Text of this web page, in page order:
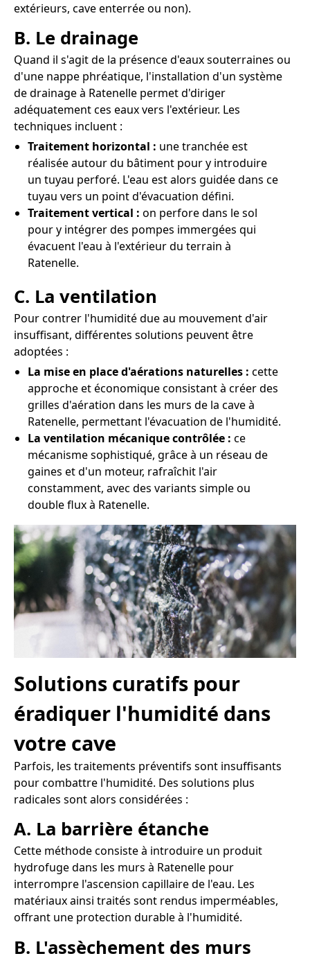
extérieurs, cave enterrée ou non).
B. Le drainage
Quand il s'agit de la présence d'eaux souterraines ou
d'une nappe phréatique, l'installation d'un système
de drainage à Ratenelle permet d'diriger
adéquatement ces eaux vers l'extérieur. Les
techniques incluent :
Traitement horizontal : une tranchée est
réalisée autour du bâtiment pour y introduire
un tuyau perforé. L'eau est alors guidée dans ce
tuyau vers un point d'évacuation défini.
Traitement vertical : on perfore dans le sol
pour y intégrer des pompes immergées qui
évacuent l'eau à l'extérieur du terrain à
Ratenelle.
C. La ventilation
Pour contrer l'humidité due au mouvement d'air
insuffisant, différentes solutions peuvent être
adoptées :
La mise en place d'aérations naturelles : cette
approche et économique consistant à créer des
grilles d'aération dans les murs de la cave à
Ratenelle, permettant l'évacuation de l'humidité.
La ventilation mécanique contrôlée : ce
mécanisme sophistiqué, grâce à un réseau de
gaines et d'un moteur, rafraîchit l'air
constamment, avec des variants simple ou
double flux à Ratenelle.
Solutions curatifs pour
éradiquer l'humidité dans
votre cave
Parfois, les traitements préventifs sont insuffisants
pour combattre l'humidité. Des solutions plus
radicales sont alors considérées :
A. La barrière étanche
Cette méthode consiste à introduire un produit
hydrofuge dans les murs à Ratenelle pour
interrompre l'ascension capillaire de l'eau. Les
matériaux ainsi traités sont rendus imperméables,
offrant une protection durable à l'humidité.
B. L'assèchement des murs